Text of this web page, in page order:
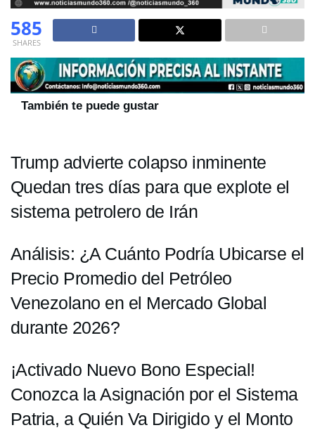
585
SHARES
También te puede gustar
Trump advierte colapso inminente
Quedan tres días para que explote el
sistema petrolero de Irán
Análisis: ¿A Cuánto Podría Ubicarse el
Precio Promedio del Petróleo
Venezolano en el Mercado Global
durante 2026?
¡Activado Nuevo Bono Especial!
Conozca la Asignación por el Sistema
Patria, a Quién Va Dirigido y el Monto